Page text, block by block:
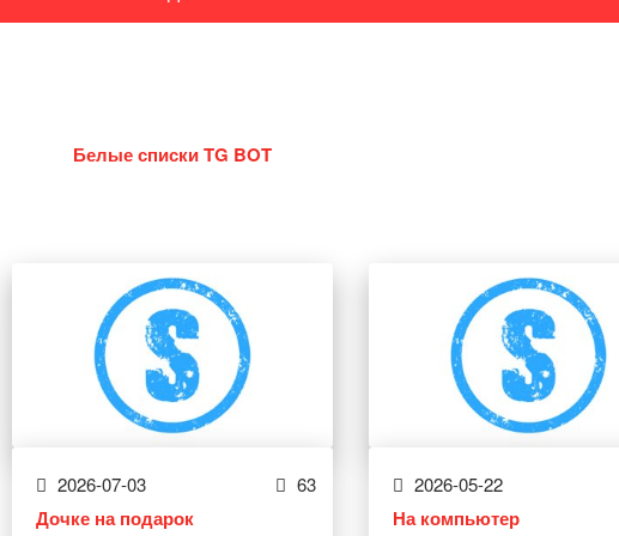
Белые списки TG BOT
2026-07-03 63
Дочке на подарок
2026-05-22
На компьютер